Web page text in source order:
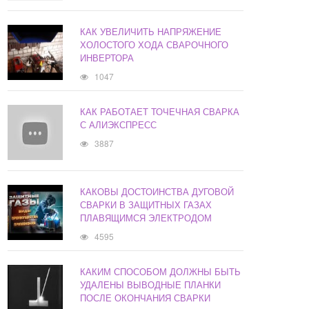
КАК УВЕЛИЧИТЬ НАПРЯЖЕНИЕ
ХОЛОСТОГО ХОДА СВАРОЧНОГО
ИНВЕРТОРА
1047
КАК РАБОТАЕТ ТОЧЕЧНАЯ СВАРКА
С АЛИЭКСПРЕСС
3887
КАКОВЫ ДОСТОИНСТВА ДУГОВОЙ
СВАРКИ В ЗАЩИТНЫХ ГАЗАХ
ПЛАВЯЩИМСЯ ЭЛЕКТРОДОМ
4595
КАКИМ СПОСОБОМ ДОЛЖНЫ БЫТЬ
УДАЛЕНЫ ВЫВОДНЫЕ ПЛАНКИ
ПОСЛЕ ОКОНЧАНИЯ СВАРКИ